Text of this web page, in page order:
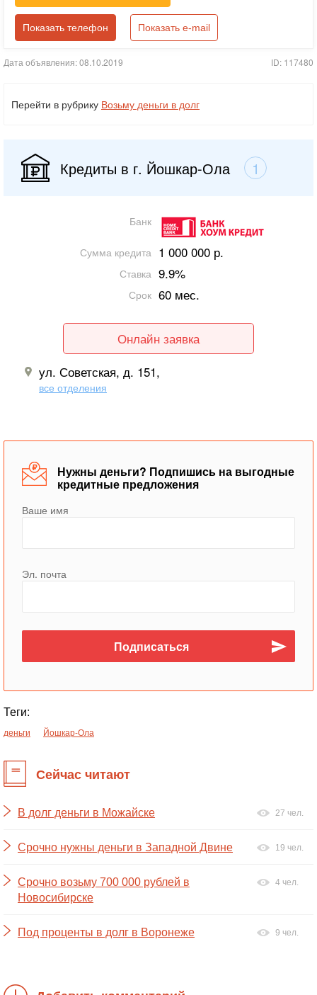
Показать телефон Показать e-mail
Дата объявления: 08.10.2019 ID: 117480
Перейти в рубрику Возьму деньги в долг
Кредиты в г. Йошкар-Ола 1
Банк
Сумма кредита 1 000 000 р.
Ставка 9.9%
Срок 60 мес.
Онлайн заявка
ул. Советская, д. 151,
все отделения
Нужны деньги? Подпишись на выгодные
кредитные предложения
Ваше имя
Эл. почта
Теги:
деньги Йошкар-Ола
Сейчас читают
В долг деньги в Можайске 27 чел.
Срочно нужны деньги в Западной Двине 19 чел.
Срочно возьму 700 000 рублей в
Новосибирске
4 чел.
Под проценты в долг в Воронеже 9 чел.